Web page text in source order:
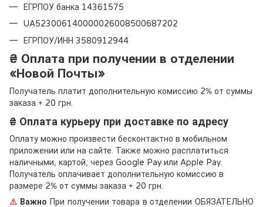
ЕГРПОУ банка 14361575
UA523006140000026008500687202
ЕГРПОУ/ИНН 3580912944
₴ Оплата при получении в отделении
«Новой Почты»
Получатель платит дополнительную комиссию 2% от суммы
заказа + 20 грн.
₴ Оплата курьеру при доставке по адресу
Оплату можно произвести бесконтактно в мобильном
приложении или на сайте. Также можно расплатиться
наличными, картой, через Google Pay или Apple Pay.
Получатель оплачивает дополнительную комиссию в
размере 2% от суммы заказа + 20 грн.
⚠️ Важно При получении товара в отделении ОБЯЗАТЕЛЬНО